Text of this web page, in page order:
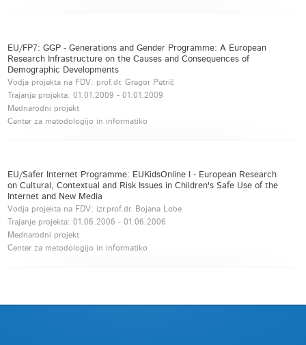
EU/FP7: GGP - Generations and Gender Programme: A European
Research Infrastructure on the Causes and Consequences of
Demographic Developments
Vodja projekta na FDV: prof.dr. Gregor Petrič
Trajanje projekta:01.01.2009 -01.01.2009
Mednarodni projekt
Center za metodologijo in informatiko
EU/Safer Internet Programme: EUKidsOnline I - European Research
on Cultural, Contextual and Risk Issues in Children's Safe Use of the
Internet and New Media
Vodja projekta na FDV: izr.prof.dr. Bojana Lobe
Trajanje projekta:01.06.2006 -01.06.2006
Mednarodni projekt
Center za metodologijo in informatiko